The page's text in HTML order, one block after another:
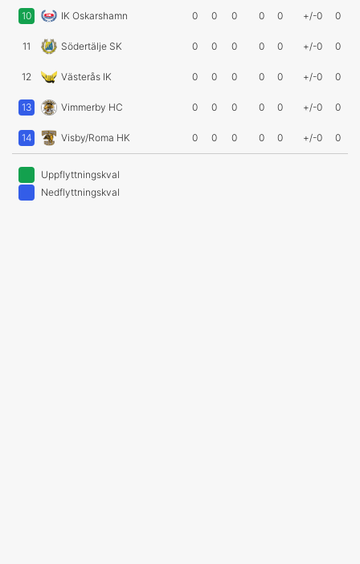
10 IK Oskarshamn 0 0 0 0 0 +/-0 0
11 Södertälje SK 0 0 0 0 0 +/-0 0
12 Västerås IK 0 0 0 0 0 +/-0 0
13 Vimmerby HC 0 0 0 0 0 +/-0 0
14 Visby/Roma HK 0 0 0 0 0 +/-0 0
Uppflyttningskval
Nedflyttningskval